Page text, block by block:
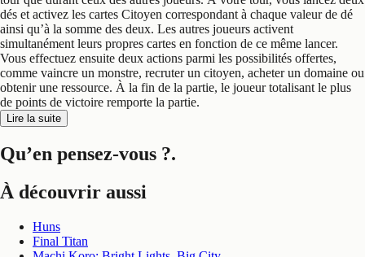
dés et activez les cartes Citoyen correspondant à chaque valeur de dé
ainsi qu’à la somme des deux. Les autres joueurs activent
simultanément leurs propres cartes en fonction de ce même lancer.
Vous effectuez ensuite deux actions parmi les possibilités offertes,
comme vaincre un monstre, recruter un citoyen, acheter un domaine ou
obtenir une ressource. À la fin de la partie, le joueur totalisant le plus
de points de victoire remporte la partie.
Lire la suite
Qu’en pensez-vous ?.
À découvrir aussi
Huns
Final Titan